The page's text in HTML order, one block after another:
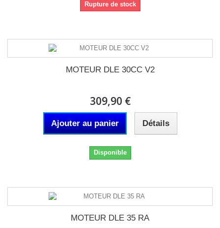
Rupture de stock
MOTEUR DLE 30CC V2
309,90 €
Ajouter au panier Détails
Disponible
MOTEUR DLE 35 RA